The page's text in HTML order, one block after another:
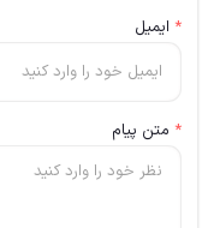
* ایمیل
* متن پیام